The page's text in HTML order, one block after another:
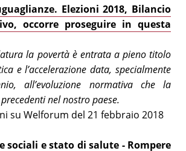
Elezioni 2018, Bilancio
occorre proseguire in questa
la povertà è entrata a pieno titolo
e l’accelerazione data, specialmente
all’evoluzione normativa che la
nel nostro paese.
su Welforum del 21 febbraio 2018
sociali e stato di salute - Rompere